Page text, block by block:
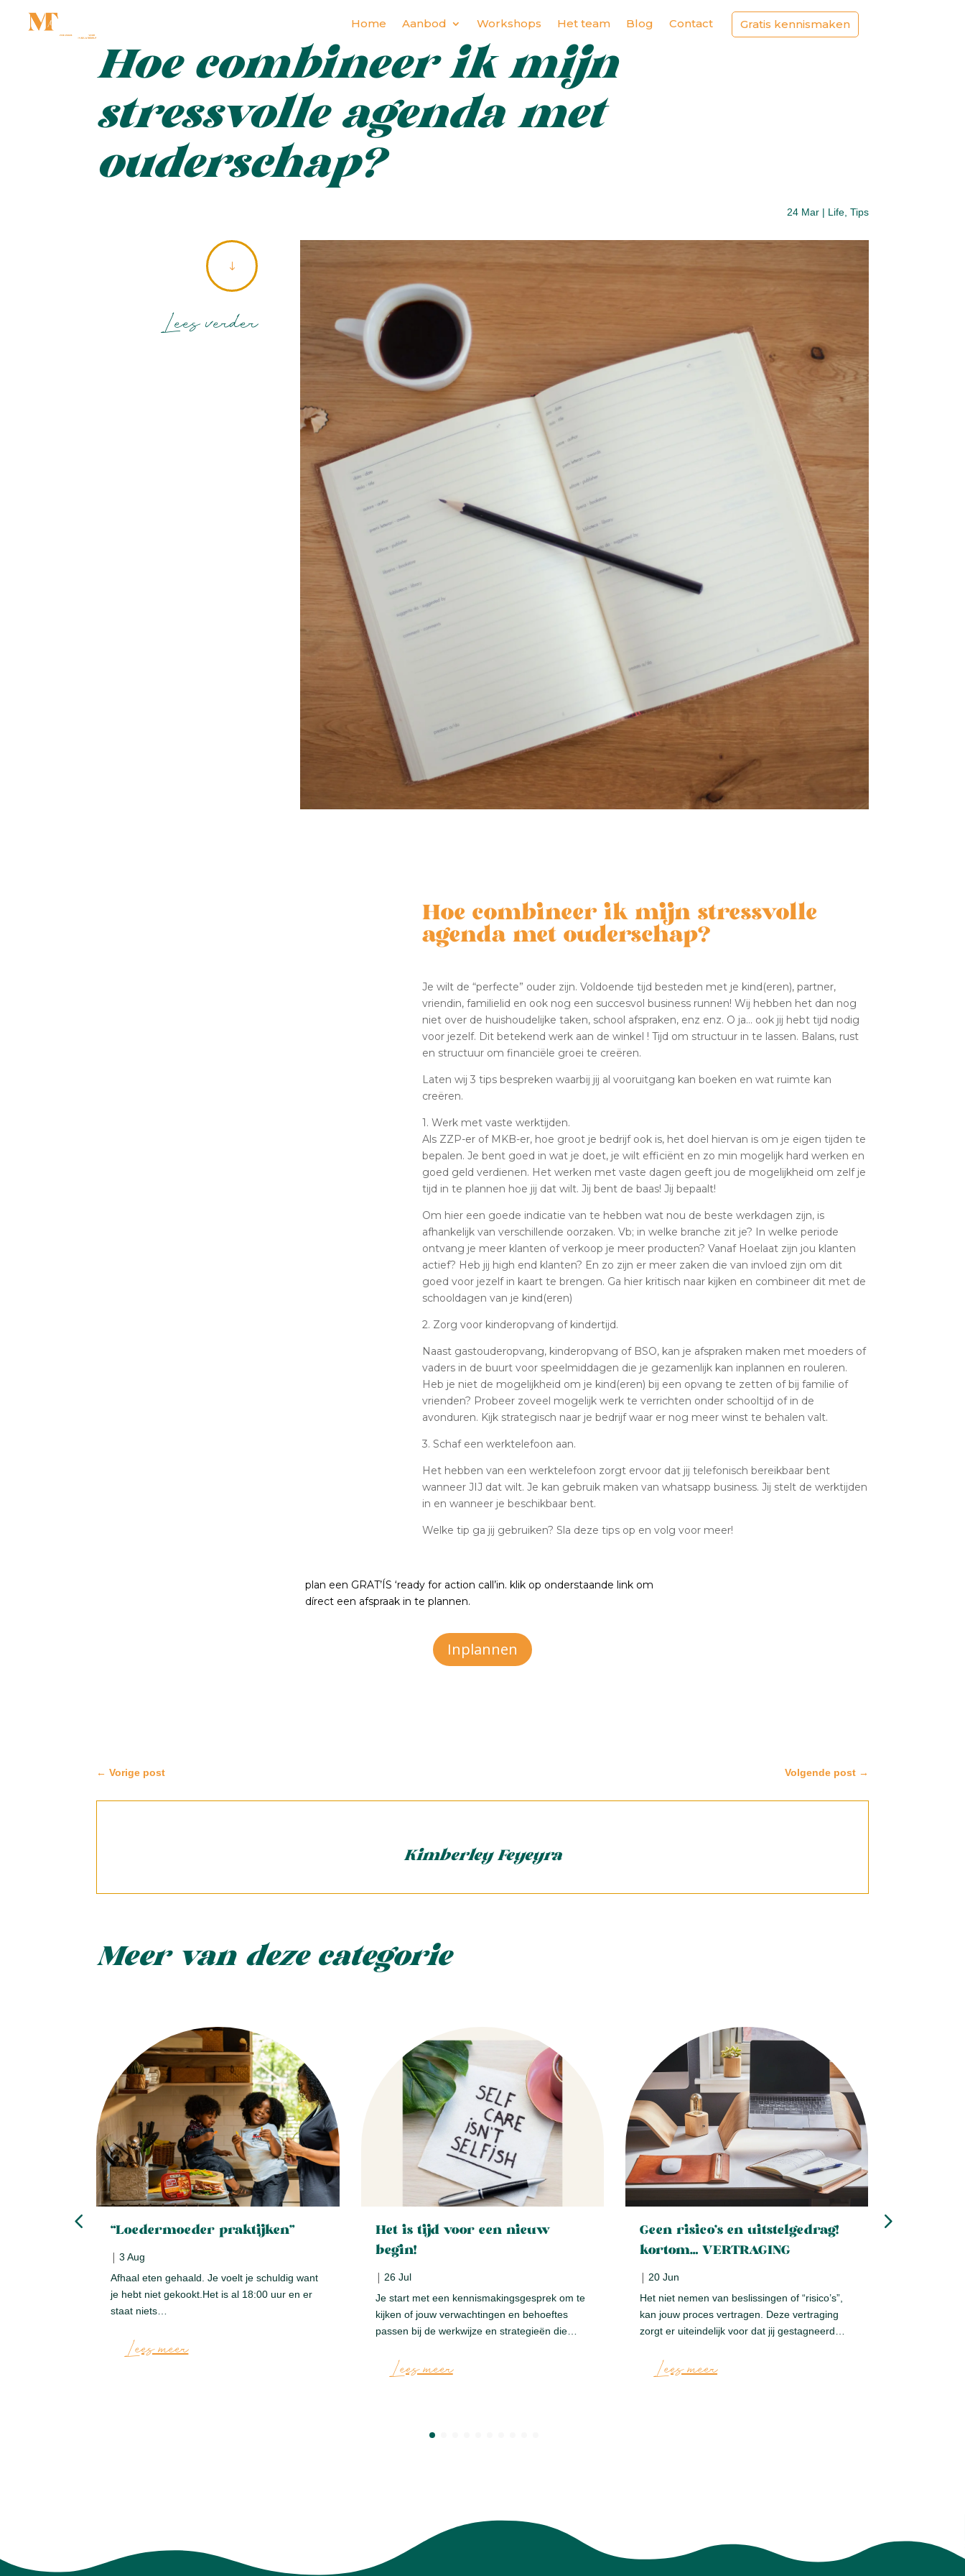
Home Aanbod Workshops Het team Blog Contact Gratis kennismaken
Hoe combineer ik mijn
stressvolle agenda met
ouderschap? 24 Mar| Life, Tips
"
Lees verder
Hoe combineer ik mijn stressvolle
agenda met ouderschap?
Je wilt de “perfecte” ouder zijn. Voldoende tijd besteden met je kind(eren), partner,
vriendin, familielid en ook nog een succesvol business runnen! Wij hebben het dan nog
niet over de huishoudelijke taken, school afspraken, enz enz. O ja… ook jij hebt tijd nodig
voor jezelf. Dit betekend werk aan de winkel ! Tijd om structuur in te lassen. Balans, rust
en structuur om financiële groei te creëren.
Laten wij 3 tips bespreken waarbij jij al vooruitgang kan boeken en wat ruimte kan
creëren.
1. Werk met vaste werktijden.
Als ZZP-er of MKB-er, hoe groot je bedrijf ook is, het doel hiervan is om je eigen tijden te
bepalen. Je bent goed in wat je doet, je wilt efficiënt en zo min mogelijk hard werken en
goed geld verdienen. Het werken met vaste dagen geeft jou de mogelijkheid om zelf je
tijd in te plannen hoe jij dat wilt. Jij bent de baas! Jij bepaalt!
Om hier een goede indicatie van te hebben wat nou de beste werkdagen zijn, is
afhankelijk van verschillende oorzaken. Vb; in welke branche zit je? In welke periode
ontvang je meer klanten of verkoop je meer producten? Vanaf Hoelaat zijn jou klanten
actief? Heb jij high end klanten? En zo zijn er meer zaken die van invloed zijn om dit
goed voor jezelf in kaart te brengen. Ga hier kritisch naar kijken en combineer dit met de
schooldagen van je kind(eren)
2. Zorg voor kinderopvang of kindertijd.
Naast gastouderopvang, kinderopvang of BSO, kan je afspraken maken met moeders of
vaders in de buurt voor speelmiddagen die je gezamenlijk kan inplannen en rouleren.
Heb je niet de mogelijkheid om je kind(eren) bij een opvang te zetten of bij familie of
vrienden? Probeer zoveel mogelijk werk te verrichten onder schooltijd of in de
avonduren. Kijk strategisch naar je bedrijf waar er nog meer winst te behalen valt.
3. Schaf een werktelefoon aan.
Het hebben van een werktelefoon zorgt ervoor dat jij telefonisch bereikbaar bent
wanneer JIJ dat wilt. Je kan gebruik maken van whatsapp business. Jij stelt de werktijden
in en wanneer je beschikbaar bent.
Welke tip ga jij gebruiken? Sla deze tips op en volg voor meer!
plan een GRAT’ÍS ‘ready for action call’in. klik op onderstaande link om
dírect een afspraak in te plannen.
Inplannen
←Vorige post Volgende post→
Kimberley Feyeyra
Meer van deze categorie
“Loedermoeder praktijken”
| 3 Aug
Afhaal eten gehaald. Je voelt je schuldig want
je hebt niet gekookt.Het is al 18:00 uur en er
staat niets…
Lees meer
Het is tijd voor een nieuw
begin!
| 26 Jul
Je start met een kennismakingsgesprek om te
kijken of jouw verwachtingen en behoeftes
passen bij de werkwijze en strategieën die…
Lees meer
Geen risico’s en uitstelgedrag!
kortom… VERTRAGING
| 20 Jun
Het niet nemen van beslissingen of “risico’s”,
kan jouw proces vertragen. Deze vertraging
zorgt er uiteindelijk voor dat jij gestagneerd…
Lees meer